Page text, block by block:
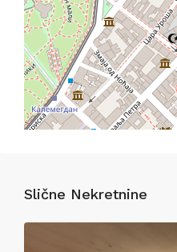
Slične Nekretnine